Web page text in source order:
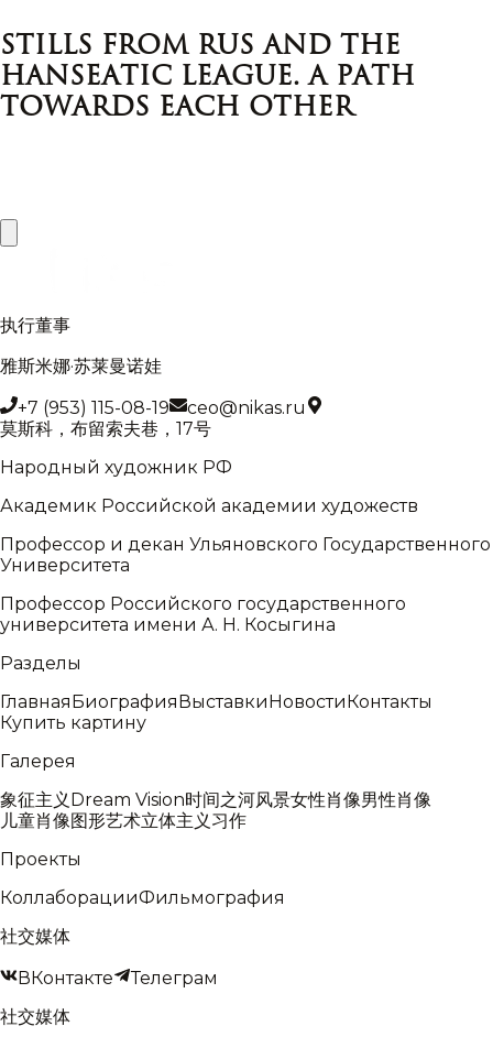
Stills from Rus and the
Hanseatic League. A Path
Towards Each Other
执行董事
雅斯米娜·苏莱曼诺娃
+7 (953) 115-08-19
ceo@nikas.ru
莫斯科，布留索夫巷，17号
Народный художник РФ
Академик Российской академии художеств
Профессор и декан Ульяновского Государственного
Университета
Профессор Российского государственного
университета имени А. Н. Косыгина
Разделы
ГлавнаяБиографияВыставкиНовостиКонтакты
Купить картину
Галерея
象征主义 Dream Vision时间之河风景女性肖像男性肖像
儿童肖像图形艺术立体主义 习作
Проекты
КоллаборацииФильмография
社交媒体
ВКонтакте
Телеграм
社交媒体